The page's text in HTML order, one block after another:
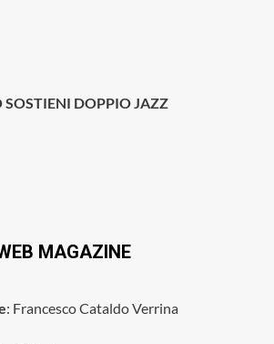
SOSTIENI DOPPIO JAZZ
MAGAZINE
: Francesco Cataldo Verrina